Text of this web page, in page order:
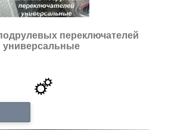
ещё: 2 фото
переключателей
универсальные